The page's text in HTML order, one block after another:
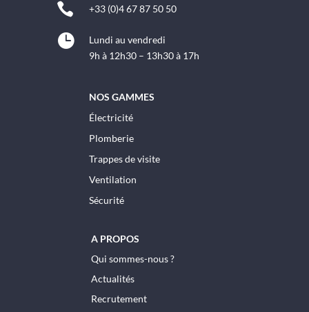
 +33 (0)4 67 87 50 50

Lundi au vendredi
9h à 12h30 – 13h30 à 17h
NOS GAMMES
Électricité
Plomberie
Trappes de visite
Ventilation
Sécurité
A PROPOS
Qui sommes-nous ?
Actualités
Recrutement